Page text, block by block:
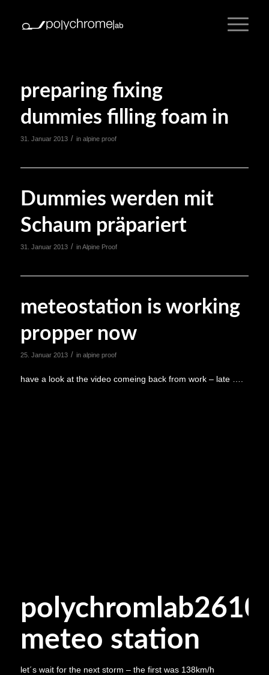
preparing fixing
dummies filling foam in
31. Januar 2013 / in alpine proof
Dummies werden mit
Schaum präpariert
31. Januar 2013 / inAlpine Proof
meteostation is working
propper now
25. Januar 2013 / in alpine proof
have a look at the video comeing back from work – late ….
polychromlab2610
meteo station
let´s wait for the next storm – the first was 138km/h